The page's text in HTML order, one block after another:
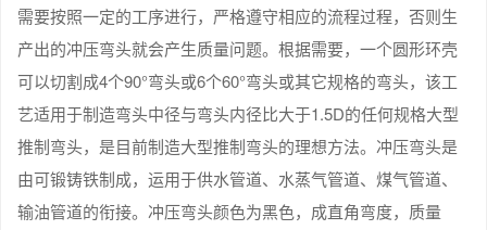
需要按照一定的工序进行，严格遵守相应的流程过程，否则生
产出的冲压弯头就会产生质量问题。根据需要，一个圆形环壳
可以切割成4个90°弯头或6个60°弯头或其它规格的弯头，该工
艺适用于制造弯头中径与弯头内径比大于1.5D的任何规格大型
推制弯头，是目前制造大型推制弯头的理想方法。冲压弯头是
由可锻铸铁制成，运用于供水管道、水蒸气管道、煤气管道、
输油管道的衔接。冲压弯头颜色为黑色，成直角弯度，质量